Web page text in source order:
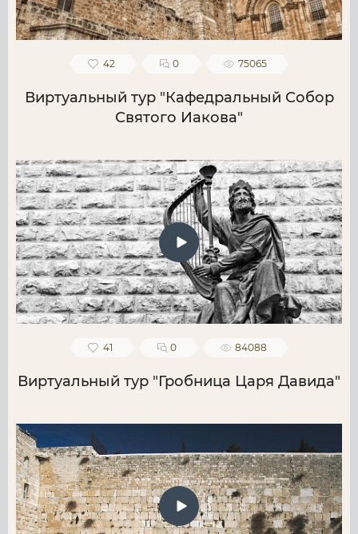
42 0 75065
Виртуальный тур "Кафедральный Собор
Святого Иакова"
41 0 84088
Виртуальный тур "Гробница Царя Давида"